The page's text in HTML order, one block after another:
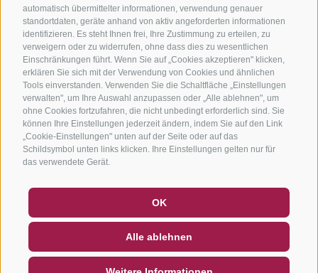
automatisch übermittelter informationen, verwendung genauer
standortdaten, geräte anhand von aktiv angeforderten informationen
identifizieren. Es steht Ihnen frei, Ihre Zustimmung zu erteilen, zu
verweigern oder zu widerrufen, ohne dass dies zu wesentlichen
Einschränkungen führt. Wenn Sie auf „Cookies akzeptieren" klicken,
erklären Sie sich mit der Verwendung von Cookies und ähnlichen
Tools einverstanden. Verwenden Sie die Schaltfläche „Einstellungen
verwalten", um Ihre Auswahl anzupassen oder „Alle ablehnen", um
ohne Cookies fortzufahren, die nicht unbedingt erforderlich sind. Sie
können Ihre Einstellungen jederzeit ändern, indem Sie auf den Link
„Cookie-Einstellungen" unten auf der Seite oder auf das
Schildsymbol unten links klicken. Ihre Einstellungen gelten nur für
das verwendete Gerät.
OK
Alle ablehnen
NEWSLETTER
SOCIAL WALL WETTER